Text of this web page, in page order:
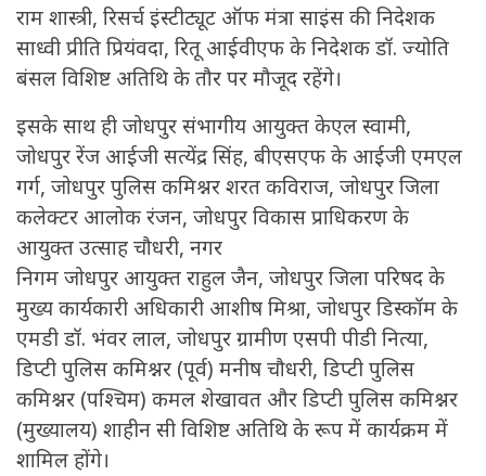
राम शास्त्री, रिसर्च इंस्टीट्यूट ऑफ मंत्रा साइंस की निदेशक
साध्वी प्रीति प्रियंवदा, रितू आईवीएफ के निदेशक डॉ. ज्योति
बंसल विशिष्ट अतिथि के तौर पर मौजूद रहेंगे।
इसके साथ ही जोधपुर संभागीय आयुक्त केएल स्वामी,
जोधपुर रेंज आईजी सत्येंद्र सिंह, बीएसएफ के आईजी एमएल
गर्ग, जोधपुर पुलिस कमिश्नर शरत कविराज, जोधपुर जिला
कलेक्टर आलोक रंजन, जोधपुर विकास प्राधिकरण के
आयुक्त उत्साह चौधरी, नगर
निगम जोधपुर आयुक्त राहुल जैन, जोधपुर जिला परिषद के
मुख्य कार्यकारी अधिकारी आशीष मिश्रा, जोधपुर डिस्कॉम के
एमडी डॉ. भंवर लाल, जोधपुर ग्रामीण एसपी पीडी नित्या,
डिप्टी पुलिस कमिश्नर (पूर्व) मनीष चौधरी, डिप्टी पुलिस
कमिश्नर (पश्चिम) कमल शेखावत और डिप्टी पुलिस कमिश्नर
(मुख्यालय) शाहीन सी विशिष्ट अतिथि के रूप में कार्यक्रम में
शामिल होंगे।